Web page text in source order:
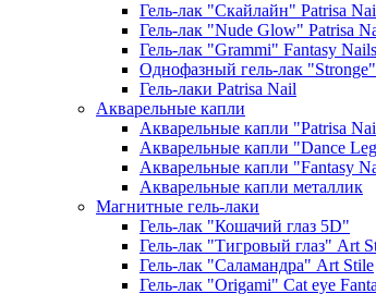
Гель-лак "Скайлайн" Patrisa
Гель-лак "Nude Glow" Patrisa
Гель-лак "Grammi" Fantasy Nails
Однофазный гель-лак
Гель-лаки Patrisa Nail
Акварельные капли
Акварельные капли "Patrisa
Акварельные капли "Dance
Акварельные капли "Fantasy
Акварельные капли металлик
Магнитные гель-лаки
Гель-лак "Кошачий глаз 5D"
Гель-лак "Тигровый глаз" Art
Гель-лак "Саламандра" Art Stile
Гель-лак "Origami" Cat eye